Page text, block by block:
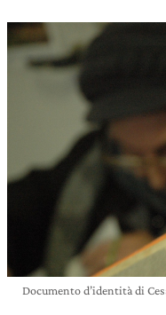
Documento d’identità di